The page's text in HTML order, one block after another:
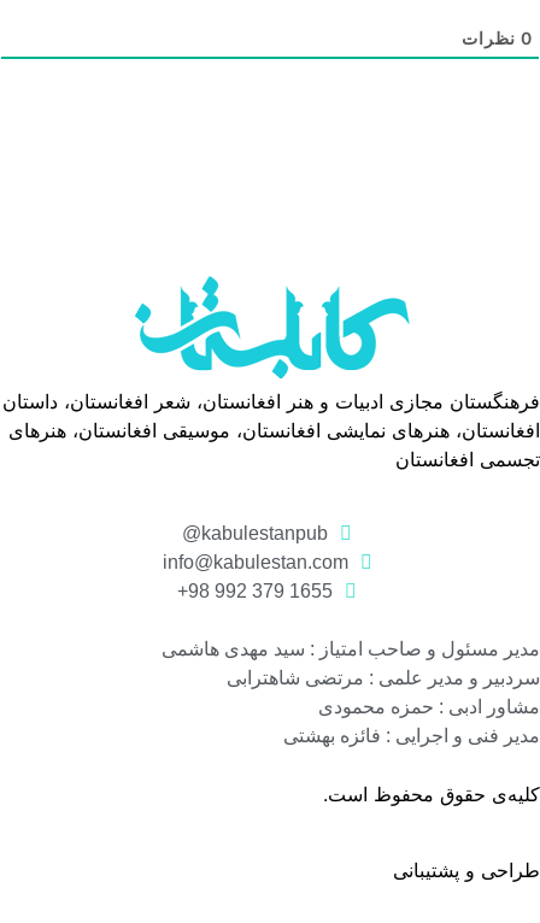
نظرات
مجازی ادبیات و هنر افغانستان، شعر افغانستان، داستان
هنرهای نمایشی افغانستان، موسیقی افغانستان، هنرهای
افغانستان
kabulestanpub@
info@kabulestan.com
1655 379 992 98+
مسئول و صاحب امتیاز : سید مهدی هاشمی
و مدیر علمی : مرتضی شاهترابی
ادبی : حمزه محمودی
فنی و اجرایی : فائزه بهشتی
حقوق محفوظ است.
و پشتیبانی گروه نرم افزاری رسانه